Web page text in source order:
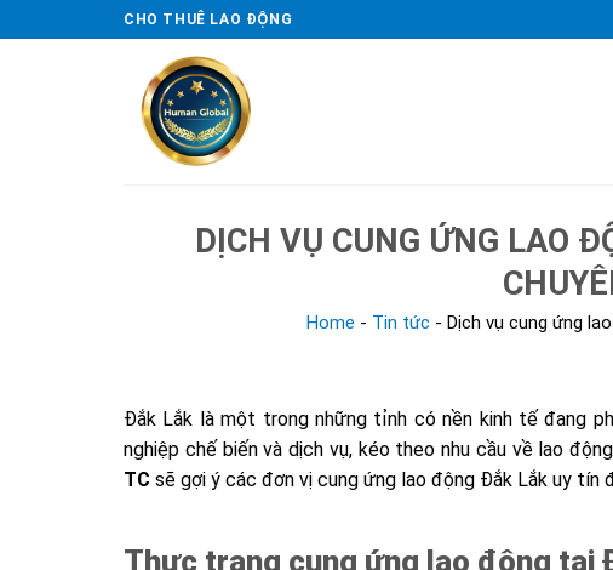
to
CHO THUÊ LAO ĐỘNG
DỊCH VỤ CUNG ỨNG LAO
Home - Tin tức - Dịch vụ cung ứng
Đắk Lắk là một trong những tỉnh có nền kinh tế đang
nghiệp chế biến và dịch vụ, kéo theo nhu cầu về lao
TC sẽ gợi ý các đơn vị cung ứng lao động Đắk Lắk uy tín
Thực trạng cung ứng lao động tại